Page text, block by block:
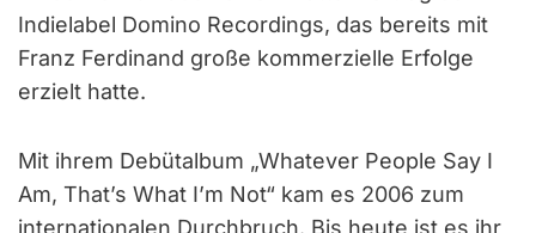
Indielabel Domino Recordings, das bereits mit
Franz Ferdinand große kommerzielle Erfolge
erzielt hatte.
Mit ihrem Debütalbum „Whatever People Say I
Am, That’s What I’m Not“ kam es 2006 zum